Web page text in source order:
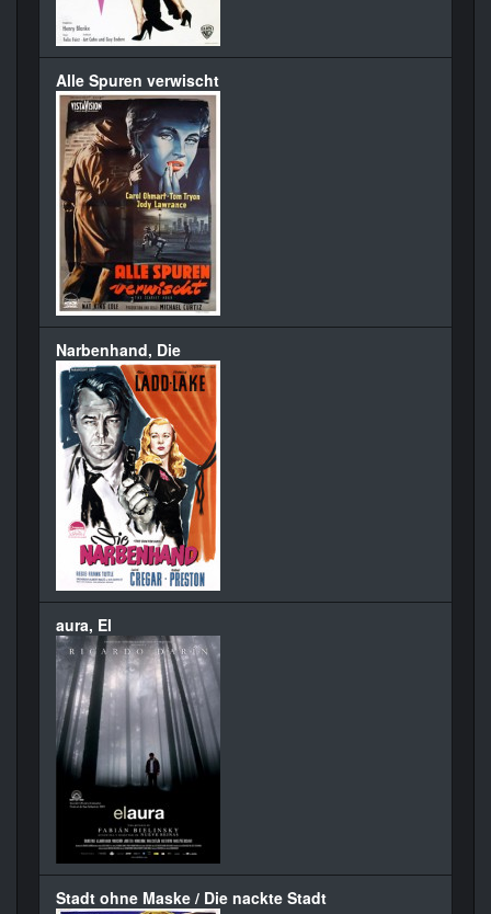
Alle Spuren verwischt
Narbenhand, Die
aura, El
Stadt ohne Maske / Die nackte Stadt